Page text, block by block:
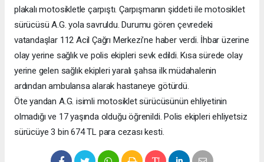
plakalı motosikletle çarpıştı. Çarpışmanın şiddeti ile motosiklet
sürücüsü A.G. yola savruldu. Durumu gören çevredeki
vatandaşlar 112 Acil Çağrı Merkezi’ne haber verdi. İhbar üzerine
olay yerine sağlık ve polis ekipleri sevk edildi. Kısa sürede olay
yerine gelen sağlık ekipleri yaralı şahsa ilk müdahalenin
ardından ambulansa alarak hastaneye götürdü.
Öte yandan A.G. isimli motosiklet sürücüsünün ehliyetinin
olmadığı ve 17 yaşında olduğu öğrenildi. Polis ekipleri ehliyetsiz
sürücüye 3 bin 674 TL para cezası kesti.